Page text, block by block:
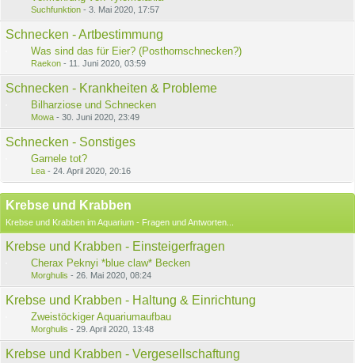
Suchfunktion - 3. Mai 2020, 17:57
Schnecken - Artbestimmung
Was sind das für Eier? (Posthornschnecken?)
Raekon - 11. Juni 2020, 03:59
Schnecken - Krankheiten & Probleme
Bilharziose und Schnecken
Mowa - 30. Juni 2020, 23:49
Schnecken - Sonstiges
Garnele tot?
Lea - 24. April 2020, 20:16
Krebse und Krabben
Krebse und Krabben im Aquarium - Fragen und Antworten...
Krebse und Krabben - Einsteigerfragen
Cherax Peknyi *blue claw* Becken
Morghulis - 26. Mai 2020, 08:24
Krebse und Krabben - Haltung & Einrichtung
Zweistöckiger Aquariumaufbau
Morghulis - 29. April 2020, 13:48
Krebse und Krabben - Vergesellschaftung